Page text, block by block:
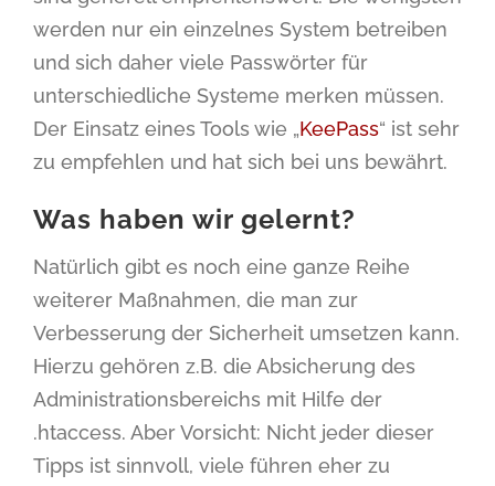
werden nur ein einzelnes System betreiben
und sich daher viele Passwörter für
unterschiedliche Systeme merken müssen.
Der Einsatz eines Tools wie „KeePass“ ist sehr
zu empfehlen und hat sich bei uns bewährt.
Was haben wir gelernt?
Natürlich gibt es noch eine ganze Reihe
weiterer Maßnahmen, die man zur
Verbesserung der Sicherheit umsetzen kann.
Hierzu gehören z.B. die Absicherung des
Administrationsbereichs mit Hilfe der
.htaccess. Aber Vorsicht: Nicht jeder dieser
Tipps ist sinnvoll, viele führen eher zu